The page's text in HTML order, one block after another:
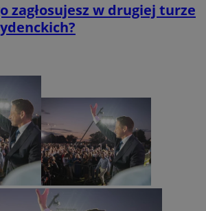
zagłosujesz w drugiej turze